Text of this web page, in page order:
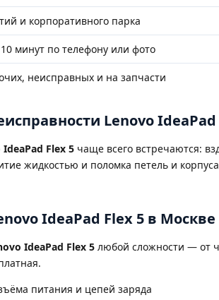
и корпоративного парка
минут по телефону или фото
неисправных и на запчасти
Lenovo IdeaPad
IdeaPad Flex 5 чаще всего встречаются:
жидкостью и поломка петель и
IdeaPad Flex 5 в Москве
IdeaPad Flex 5 любой сложности — от
питания и цепей заряда